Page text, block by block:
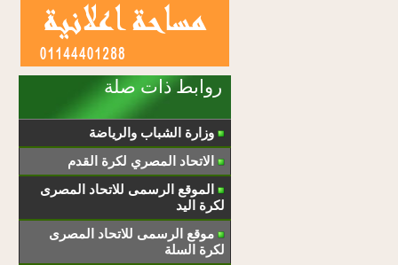
روابط ذات صلة
وزارة الشباب والرياضة
الاتحاد المصري لكرة القدم
الموقع الرسمى للاتحاد المصرى
لكرة اليد
موقع الرسمى للاتحاد المصرى
لكرة السلة